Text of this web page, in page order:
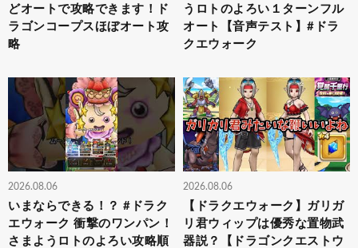
どオートで攻略できます！ド
ラゴンコープスほぼオート攻
略
うロトのよろい１ターンフル
オート【音声テスト】#ドラ
クエウォーク
2026.08.06
いまならできる！？ #ドラク
エウォーク 衝撃のワンパン！
さまようロトのよろい攻略順
2026.08.06
【ドラクエウォーク】ガリガ
リ君ウィップは優秀な置物武
器説？【ドラゴンクエストウ